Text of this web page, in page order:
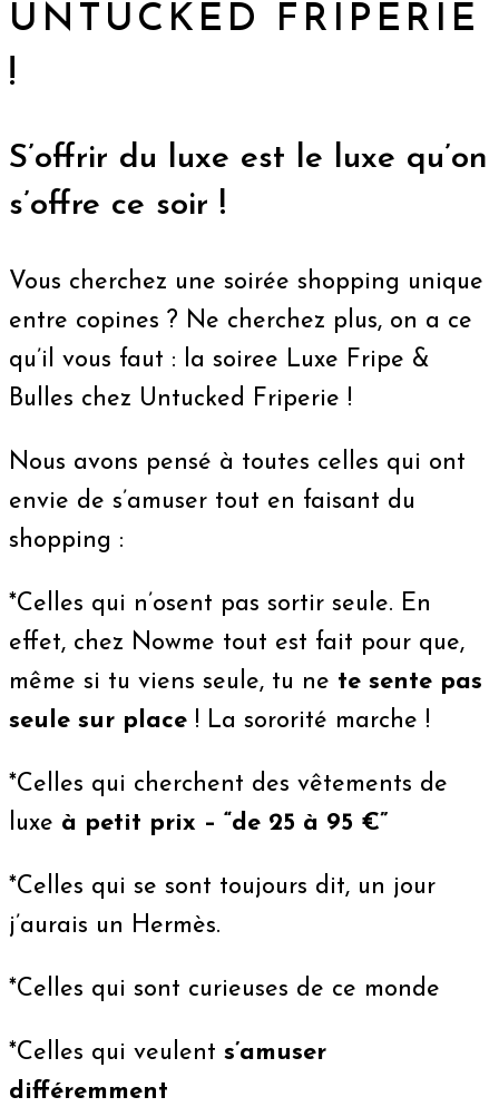
UNTUCKED FRIPERIE
!
S’offrir du luxe est le luxe qu’on
s’offre ce soir !
Vous cherchez une soirée shopping unique
entre copines ? Ne cherchez plus, on a ce
qu’il vous faut : la soiree Luxe Fripe &
Bulles chez Untucked Friperie !
Nous avons pensé à toutes celles qui ont
envie de s’amuser tout en faisant du
shopping :
*Celles qui n’osent pas sortir seule. En
effet, chez Nowme tout est fait pour que,
même si tu viens seule, tu ne te sente pas
seule sur place ! La sororité marche !
*Celles qui cherchent des vêtements de
luxe à petit prix – “de 25 à 95 €”
*Celles qui se sont toujours dit, un jour
j’aurais un Hermès.
*Celles qui sont curieuses de ce monde
*Celles qui veulent s’amuser
différemment